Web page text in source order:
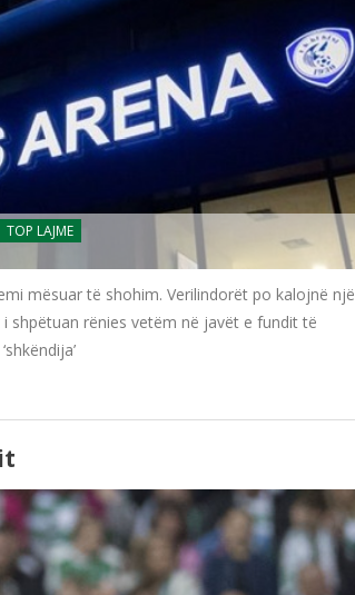
TOP LAJME
mësuar të shohim. Verilindorët po kalojnë një
shpëtuan rënies vetëm në javët e fundit të